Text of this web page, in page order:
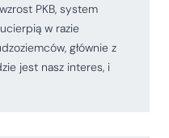
PKB, system
w razie
głównie z
jest nasz interes, i